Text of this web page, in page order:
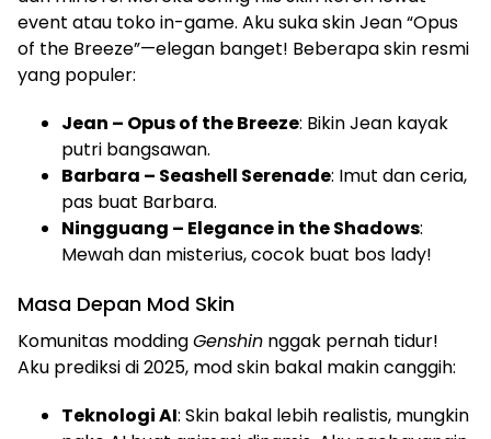
event atau toko in-game. Aku suka skin Jean “Opus
of the Breeze”—elegan banget! Beberapa skin resmi
yang populer:
Jean – Opus of the Breeze: Bikin Jean kayak
putri bangsawan.
Barbara – Seashell Serenade: Imut dan ceria,
pas buat Barbara.
Ningguang – Elegance in the Shadows:
Mewah dan misterius, cocok buat bos lady!
Masa Depan Mod Skin
Komunitas moddingGenshin nggak pernah tidur!
Aku prediksi di 2025, mod skin bakal makin canggih:
Teknologi AI: Skin bakal lebih realistis, mungkin